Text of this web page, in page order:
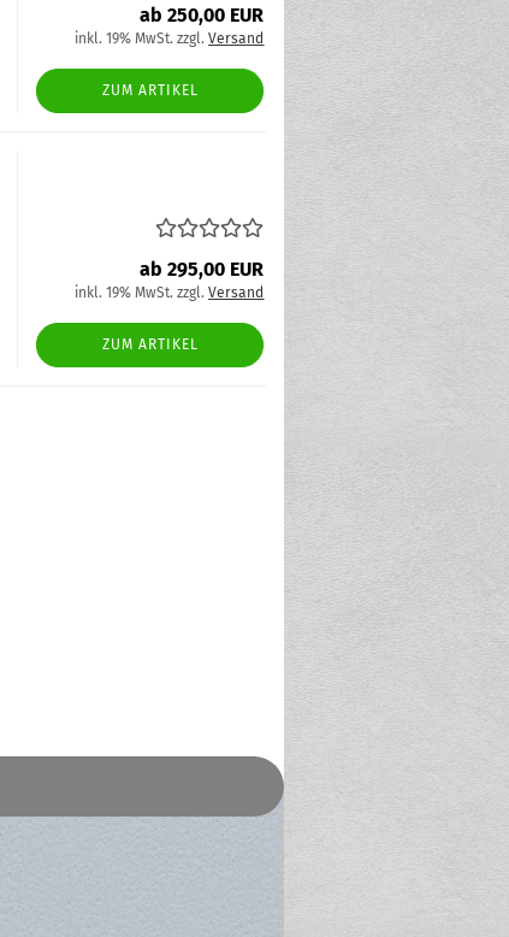
ab 250,00 EUR
inkl. 19% MwSt. zzgl.Versand
ZUM ARTIKEL
ab 295,00 EUR
inkl. 19% MwSt. zzgl.Versand
ZUM ARTIKEL